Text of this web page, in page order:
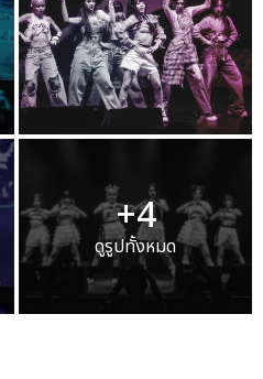
+4
ดูรูปทั้งหมด